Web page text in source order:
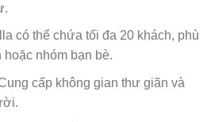
có thể chứa tối đa 20 khách, phù
nhóm bạn bè.
cấp không gian thư giãn và